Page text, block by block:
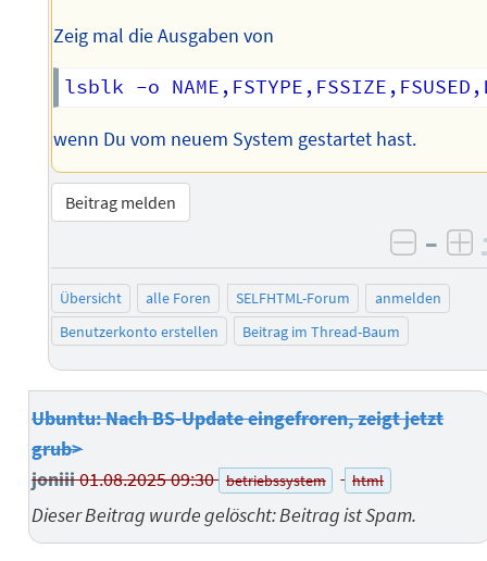
Zeig mal die Ausgaben von
wenn Du vom neuem System gestartet hast.
Beitrag melden
–
Übersicht alle Foren SELFHTML-Forum
anmelden
Benutzerkonto erstellen
Beitrag im Thread-Baum
Ubuntu: Nach BS-Update eingefroren, zeigt jetzt
grub>
joniii01.08.2025 09:30 betriebssystem html
Dieser Beitrag wurde gelöscht: Beitrag ist Spam.